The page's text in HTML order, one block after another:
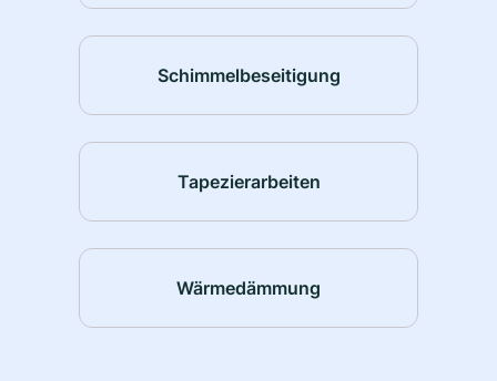
Schimmelbeseitigung
Tapezierarbeiten
Wärmedämmung